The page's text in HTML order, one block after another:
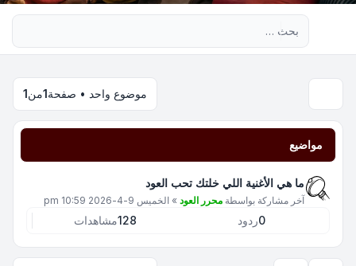
موضوع واحد • صفحة1من1
مواضيع
ما هي الأغنية اللي خلتك تحب العود
آخر مشاركة بواسطة محرر العود » الخميس 9-4-2026 10:59 pm
0ردود 128مشاهدات